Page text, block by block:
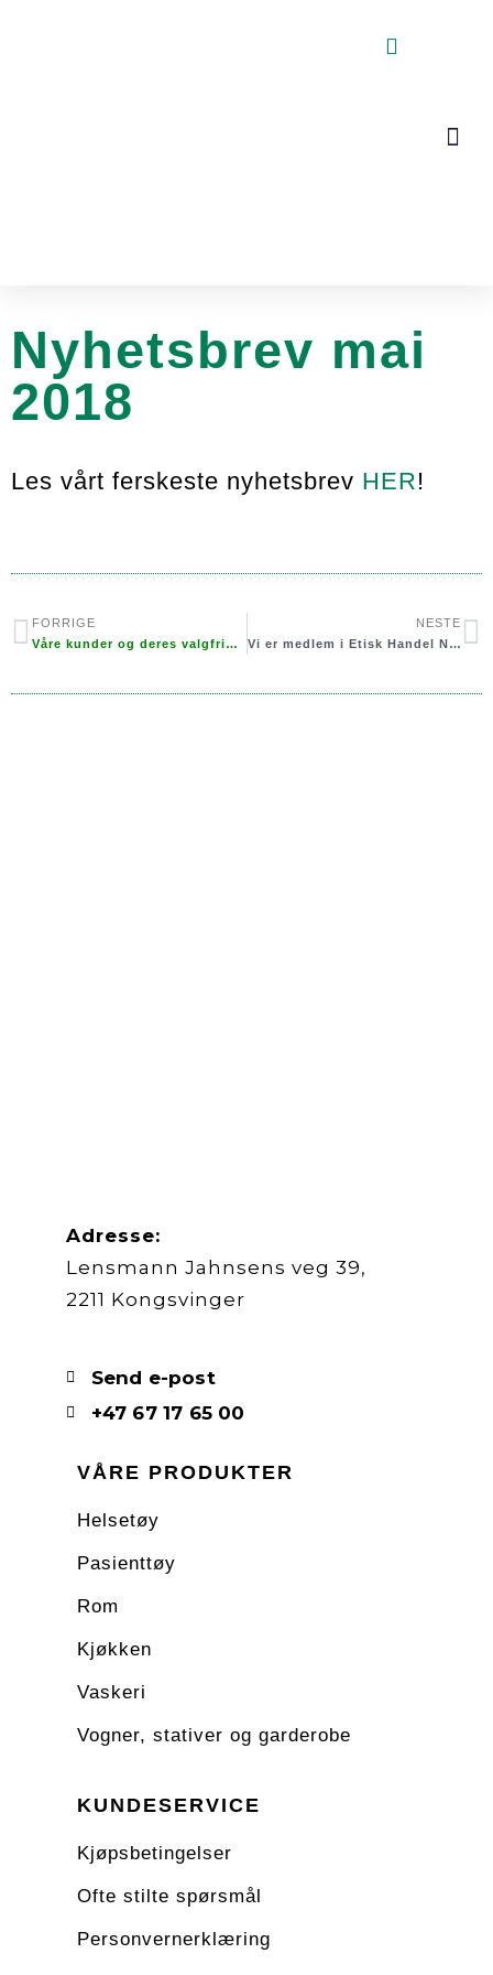
Nyhetsbrev mai
2018
Les vårt ferskeste nyhetsbrev HER!
FORRIGE
Våre kunder og deres valgfrihet er viktigst
NESTE
Vi er medlem i Etisk Handel Norge
Adresse:
Lensmann Jahnsens veg 39,
2211 Kongsvinger
Send e-post
+47 67 17 65 00
VÅRE PRODUKTER
Helsetøy
Pasienttøy
Rom
Kjøkken
Vaskeri
Vogner, stativer og garderobe
KUNDESERVICE
Kjøpsbetingelser
Ofte stilte spørsmål
Personvernerklæring